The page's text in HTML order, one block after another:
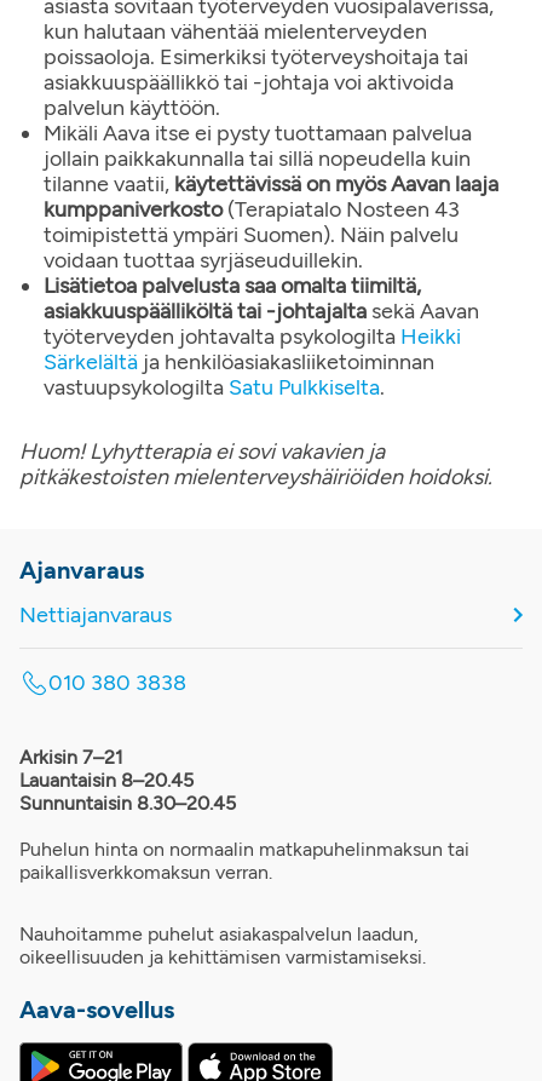
asiasta sovitaan työterveyden vuosipalaverissa,
kun halutaan vähentää mielenterveyden
poissaoloja. Esimerkiksi työterveyshoitaja tai
asiakkuuspäällikkö tai -johtaja voi aktivoida
palvelun käyttöön.
Mikäli Aava itse ei pysty tuottamaan palvelua
jollain paikkakunnalla tai sillä nopeudella kuin
tilanne vaatii, käytettävissä on myös Aavan laaja
kumppaniverkosto(Terapiatalo Nosteen 43
toimipistettä ympäri Suomen). Näin palvelu
voidaan tuottaa syrjäseuduillekin.
Lisätietoa palvelusta saa omalta tiimiltä,
asiakkuuspäälliköltä tai -johtajalta sekä Aavan
työterveyden johtavalta psykologilta Heikki
Särkelältä ja henkilöasiakasliiketoiminnan
vastuupsykologilta Satu Pulkkiselta.
Huom! Lyhytterapia ei sovi vakavien ja
pitkäkestoisten mielenterveyshäiriöiden hoidoksi.
Ajanvaraus
Nettiajanvaraus
010 380 3838
Arkisin 7–21
Lauantaisin 8–20.45
Sunnuntaisin 8.30–20.45
Puhelun hinta on normaalin matkapuhelinmaksun tai
paikallisverkkomaksun verran.
Nauhoitamme puhelut asiakaspalvelun laadun,
oikeellisuuden ja kehittämisen varmistamiseksi.
Aava-sovellus